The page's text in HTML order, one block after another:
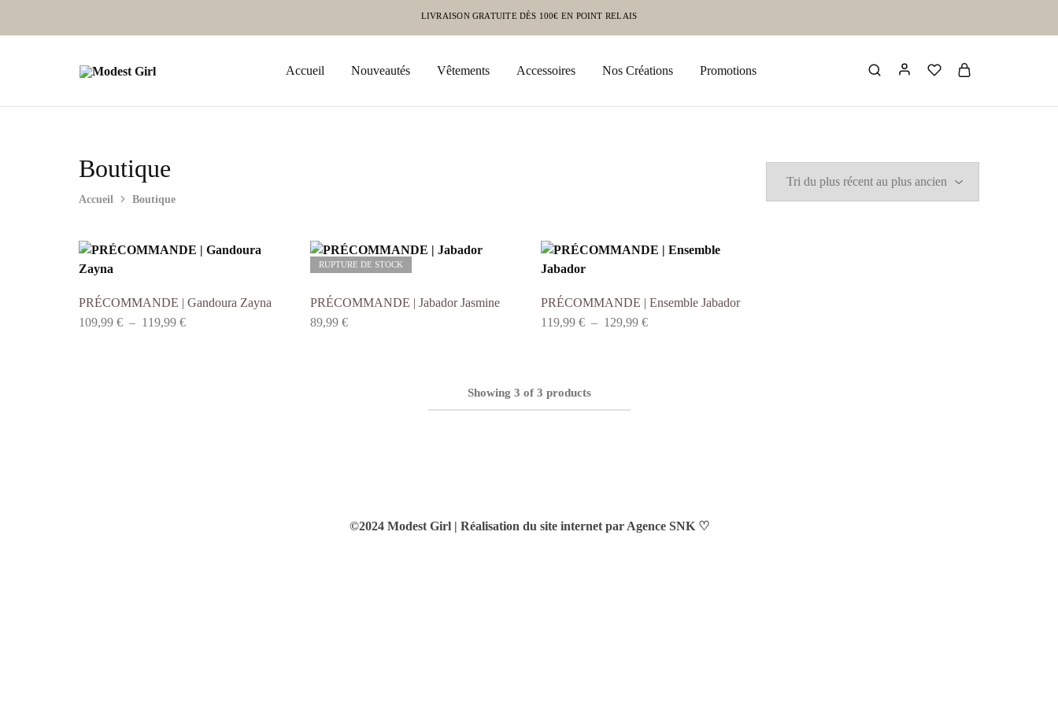
LIVRAISON GRATUITE DÈS 100€ EN POINT RELAIS
Modest
Boutique
tendance.
Accueil Nouveautés Vêtements Accessoires Nos Créations Promotions
Boutique
Accueil Boutique
PRÉCOMMANDE | Gandoura Zayna
109,99 € – 119,99 €
RUPTURE DE STOCK
PRÉCOMMANDE | Jabador Jasmine
89,99 €
PRÉCOMMANDE | Ensemble Jabador
119,99 € – 129,99 €
Showing 3 of 3 products
©2024 Modest Girl | Réalisation du site internet par Agence SNK ♡